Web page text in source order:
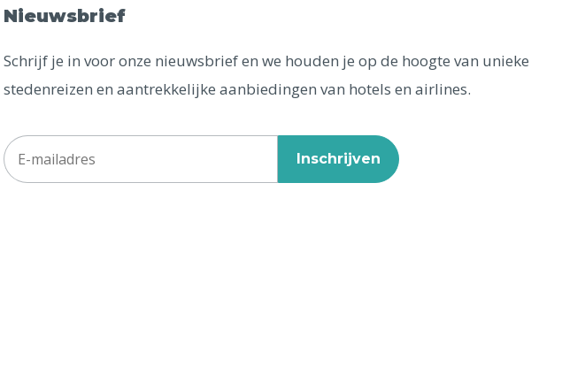
Nieuwsbrief
Schrijf je in voor onze nieuwsbrief en we houden je op de hoogte van unieke
stedenreizen en aantrekkelijke aanbiedingen van hotels en airlines.
Inschrijven